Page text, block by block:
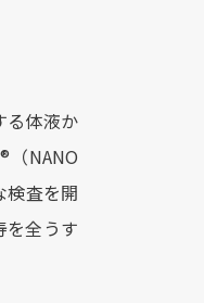
る体液か
（NANO
査を開
を全うす